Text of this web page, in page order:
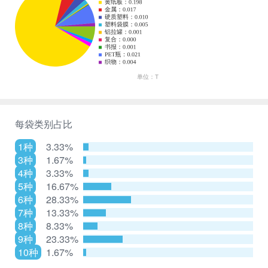
每袋类别占比
1种
3.33%
3种
1.67%
4种
3.33%
5种
16.67%
6种
28.33%
7种
13.33%
8种
8.33%
9种
23.33%
10种
1.67%